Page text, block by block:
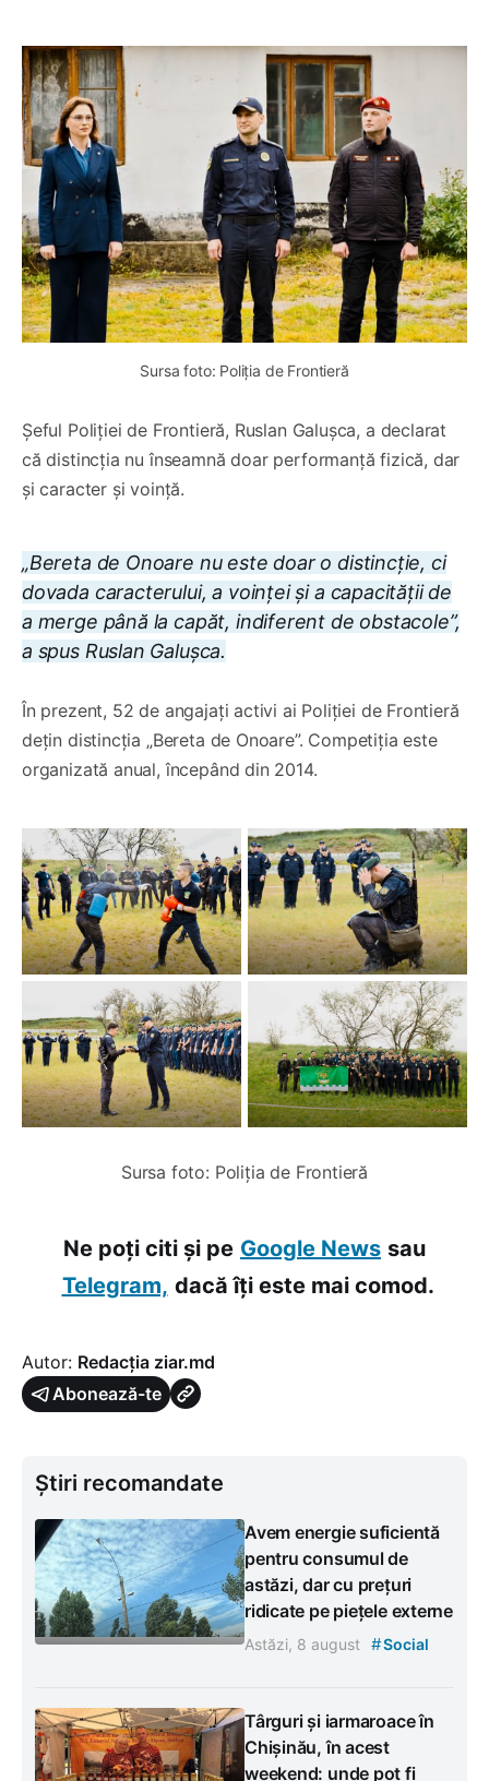
Sursa foto: Poliția de Frontieră
Șeful Poliției de Frontieră, Ruslan Galușca, a declarat
că distincția nu înseamnă doar performanță fizică, dar
și caracter și voință.
„Bereta de Onoare nu este doar o distincție, ci
dovada caracterului, a voinței și a capacității de
a merge până la capăt, indiferent de obstacole”,
a spus Ruslan Galușca.
În prezent, 52 de angajați activi ai Poliției de Frontieră
dețin distincția „Bereta de Onoare”. Competiția este
organizată anual, începând din 2014.
Sursa foto: Poliția de Frontieră
Ne poți citi și pe Google News sau
Telegram, dacă îți este mai comod.
Autor: Redacția ziar.md
Abonează-te
Știri recomandate
Avem energie suficientă
pentru consumul de
astăzi, dar cu prețuri
ridicate pe piețele externe
Astăzi, 8 august #Social
Târguri și iarmaroace în
Chișinău, în acest
weekend: unde pot fi